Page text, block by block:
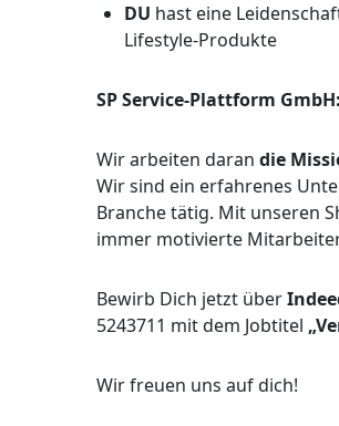
DU hast eine
Lifestyle-Produkte
SP Service-Plattform GmbH:
Wir arbeiten daran die
Wir sind ein erfahrenes
Branche tätig. Mit unseren
immer motivierte
Bewirb Dich jetzt über
5243711 mit dem Jobtitel
Wir freuen uns auf dich!